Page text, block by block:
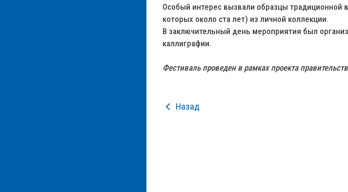
Особый интерес вызвали образцы
которых около ста лет) из личной коллекции.
В заключительный день мероприятия был
каллиграфии.
Фестиваль проведен в рамках проекта
Назад